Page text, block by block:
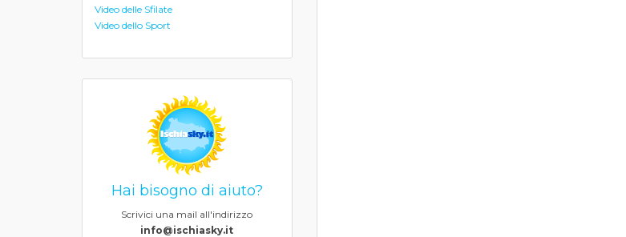
Video delle Sfilate
Video dello Sport
Hai bisogno di aiuto?
Scrivici una mail all'indirizzo
info@ischiasky.it